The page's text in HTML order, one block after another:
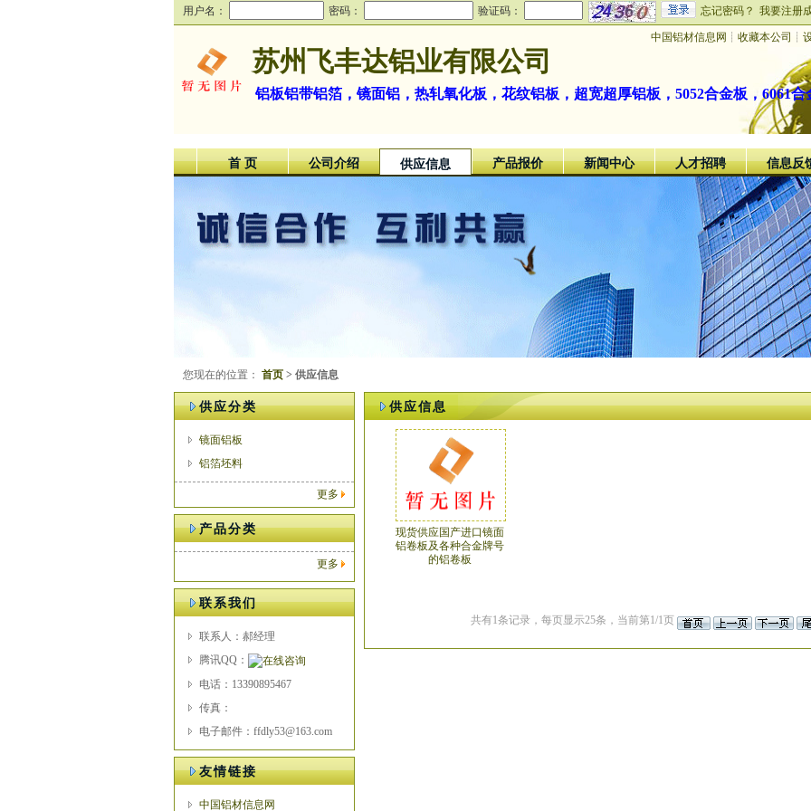
用户名： 密码： 验证码： 忘记密码？ 我要注册
中国铝材信息网 ┊ 收藏本公司 ┊
苏州飞丰达铝业有限公司
铝板铝带铝箔，镜面铝，热轧氧化板，花纹铝板，超宽超厚铝板，5052合金板，6061合
首 页 公司介绍 供应信息 产品报价 新闻中心 人才招聘 信息反
您现在的位置： 首页 > 供应信息
供应分类
镜面铝板
铝箔坯料
更多
产品分类
更多
联系我们
联系人：郝经理
腾讯QQ：
电话：13390895467
传真：
电子邮件：ffdly53@163.com
友情链接
中国铝材信息网
供应信息
现货供应国产进口镜面
铝卷板及各种合金牌号
的铝卷板
共有1条记录，每页显示25条，当前第1/1页